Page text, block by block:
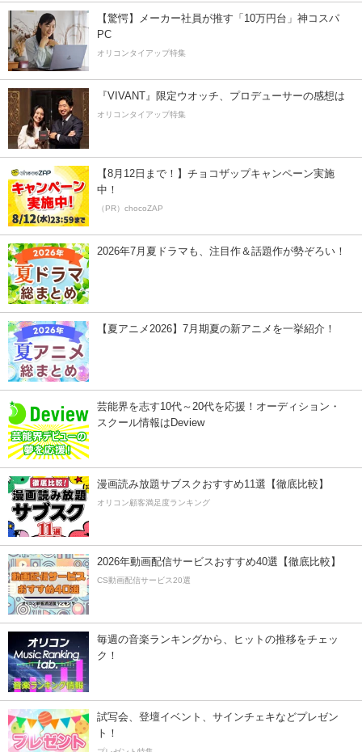
【驚愕】メーカー社員が推す「10万円台」神コスパ
PC
オリコンタイアップ特集
『VIVANT』限定ウオッチ、プロデューサーの感想は
オリコンタイアップ特集
【8月12日まで！】チョコザップキャンペーン実施
中！
（PR）chocoZAP
2026年7月夏ドラマも、注目作＆話題作が勢ぞろい！
【夏アニメ2026】7月期夏の新アニメを一挙紹介！
芸能界を志す10代～20代を応援！オーディション・
スクール情報はDeview
漫画読み放題サブスクおすすめ11選【徹底比較】
オリコン顧客満足度ランキング
2026年動画配信サービスおすすめ40選【徹底比較】
CS動画配信サービス20選
毎週の音楽ランキングから、ヒットの推移をチェッ
ク！
試写会、登壇イベント、サインチェキなどプレゼン
ト！